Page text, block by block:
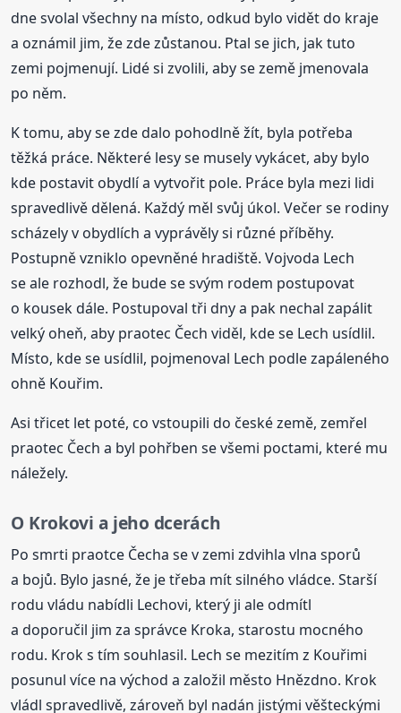
dne svolal všechny na místo, odkud bylo vidět do kraje
a oznámil jim, že zde zůstanou. Ptal se jich, jak tuto
zemi pojmenují. Lidé si zvolili, aby se země jmenovala
po něm.
K tomu, aby se zde dalo pohodlně žít, byla potřeba
těžká práce. Některé lesy se musely vykácet, aby bylo
kde postavit obydlí a vytvořit pole. Práce byla mezi lidi
spravedlivě dělená. Každý měl svůj úkol. Večer se rodiny
scházely v obydlích a vyprávěly si různé příběhy.
Postupně vzniklo opevněné hradiště. Vojvoda Lech
se ale rozhodl, že bude se svým rodem postupovat
o kousek dále. Postupoval tři dny a pak nechal zapálit
velký oheň, aby praotec Čech viděl, kde se Lech usídlil.
Místo, kde se usídlil, pojmenoval Lech podle zapáleného
ohně Kouřim.
Asi třicet let poté, co vstoupili do české země, zemřel
praotec Čech a byl pohřben se všemi poctami, které mu
náležely.
O Krokovi a jeho dcerách
Po smrti praotce Čecha se v zemi zdvihla vlna sporů
a bojů. Bylo jasné, že je třeba mít silného vládce. Starší
rodu vládu nabídli Lechovi, který ji ale odmítl
a doporučil jim za správce Kroka, starostu mocného
rodu. Krok s tím souhlasil. Lech se mezitím z Kouřimi
posunul více na východ a založil město Hnězdno. Krok
vládl spravedlivě, zároveň byl nadán jistými věšteckými